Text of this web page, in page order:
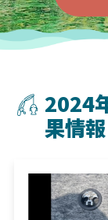
2024
果情報